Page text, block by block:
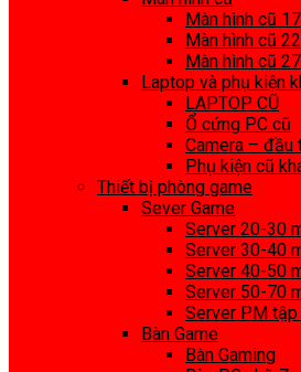
Màn hình cũ
Màn hình cũ
Màn hình cũ
Laptop và phụ kiện
LAPTOP CŨ
Ổ cứng PC cũ
Camera – đầu
Phụ kiện cũ
Thiết bị phòng game
Sever Game
Server 20-30
Server 30-40
Server 40-50
Server 50-70
Server PM tập
Bàn Game
Bàn Gaming